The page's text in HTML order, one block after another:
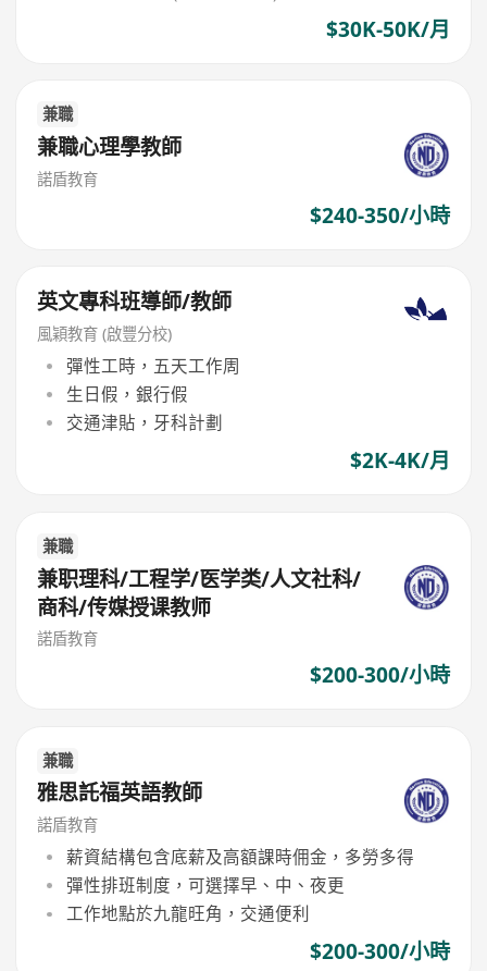
$30K-50K/月
兼職
兼職心理學教師
諾盾教育
$240-350/小時
英文專科班導師/教師
風穎教育 (啟豐分校)
彈性工時，五天工作周
生日假，銀行假
交通津貼，牙科計劃
$2K-4K/月
兼職
兼职理科/工程学/医学类/人文社科/
商科/传媒授课教师
諾盾教育
$200-300/小時
兼職
雅思託福英語教師
諾盾教育
薪資結構包含底薪及高額課時佣金，多勞多得
彈性排班制度，可選擇早、中、夜更
工作地點於九龍旺角，交通便利
$200-300/小時